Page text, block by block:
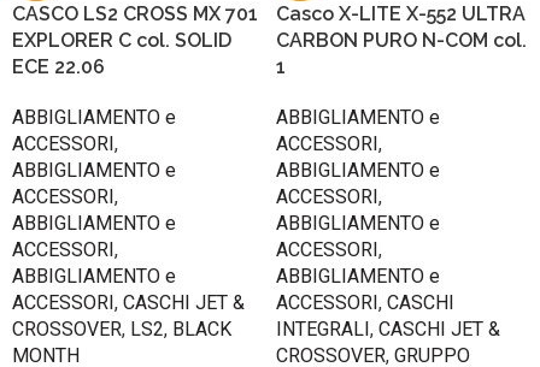
CASCO LS2 CROSS MX 701
EXPLORER C col. SOLID
ECE 22.06
ABBIGLIAMENTO e
ACCESSORI,
ABBIGLIAMENTO e
ACCESSORI,
ABBIGLIAMENTO e
ACCESSORI,
ABBIGLIAMENTO e
ACCESSORI, CASCHI JET &
CROSSOVER, LS2, BLACK
MONTH
Casco X-LITE X-552 ULTRA
CARBON PURO N-COM col.
1
ABBIGLIAMENTO e
ACCESSORI,
ABBIGLIAMENTO e
ACCESSORI,
ABBIGLIAMENTO e
ACCESSORI,
ABBIGLIAMENTO e
ACCESSORI, CASCHI
INTEGRALI, CASCHI JET &
CROSSOVER, GRUPPO